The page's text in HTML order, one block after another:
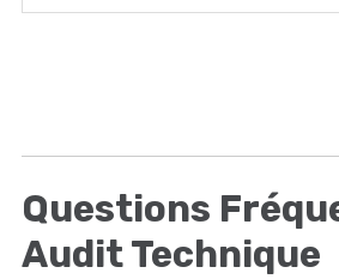
Questions
Audit Technique